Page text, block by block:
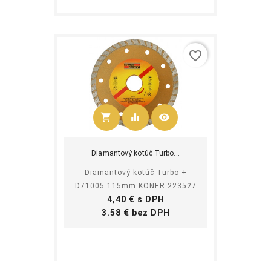
shopping_cart
Kúpiť
equalizer visibility
Diamantový kotúč Turbo...
Diamantový kotúč Turbo +
D71005 115mm KONER 223527
Cena
4,40 € s DPH
3.58 € bez DPH
favorite_border